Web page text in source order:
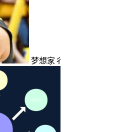
梦想家彳